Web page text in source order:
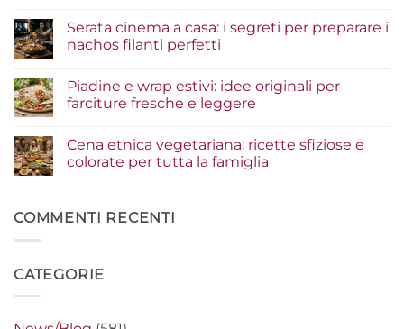
guida
agli
ingredienti
risultato
gourmet
su
Insalate
e
condimenti
a
fanno
la
differenza
Serata cinema a casa: i segreti per preparare i
nachos filanti perfetti
su
Serata
cinema
i
segreti
per
filanti
perfetti
Piadine e wrap estivi: idee originali per
farciture fresche e leggere
su
Piadine
e
originali
per
leggere
Cena etnica vegetariana: ricette sfiziose e
colorate per tutta la famiglia
Cena
etnica
e
la
COMMENTI RECENTI
CATEGORIE